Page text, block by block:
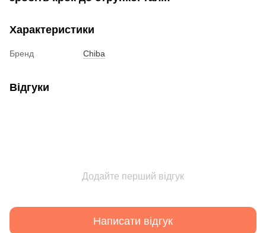
Характеристики
Бренд Chiba
Відгуки
Додайте перший відгук
Написати відгук